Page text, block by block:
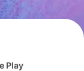
Play